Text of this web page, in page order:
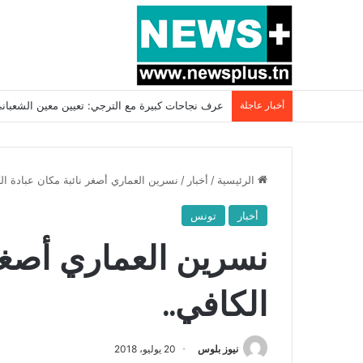
أخبار عاجلة بسبب المرزوقي وبتكليف من سعيّد: الخارجية
الرئيسية / أخبار / نسرين العماري أصغر نائبة مكان عبادة
أخبار تونس
نسرين العماري
الكافي..
نيوز بلوس 20 يوليو، 2018